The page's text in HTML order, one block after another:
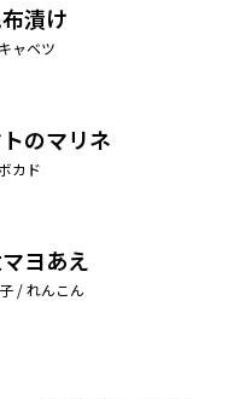
漬け
ャベツ
のマリネ
カド
ヨあえ
/ れんこん